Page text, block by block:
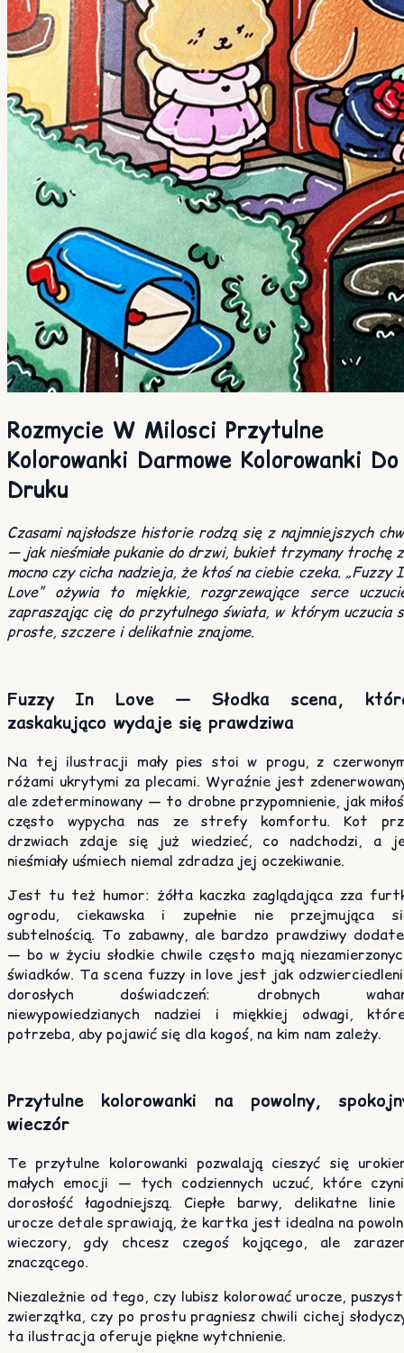
Rozmycie W Milosci Przytulne
Kolorowanki Darmowe Kolorowanki Do
Druku
Czasami najsłodsze historie rodzą się z najmniejszych
— jak nieśmiałe pukanie do drzwi, bukiet trzymany trochę
mocno czy cicha nadzieja, że ktoś na ciebie czeka. „Fuzzy
Love” ożywia to miękkie, rozgrzewające serce
zapraszając cię do przytulnego świata, w którym uczucia
proste, szczere i delikatnie znajome.
Fuzzy In Love — Słodka scena,
zaskakująco wydaje się prawdziwa
Na tej ilustracji mały pies stoi w progu, z
różami ukrytymi za plecami. Wyraźnie jest
ale zdeterminowany — to drobne przypomnienie, jak
często wypycha nas ze strefy komfortu. Kot
drzwiach zdaje się już wiedzieć, co nadchodzi, a
nieśmiały uśmiech niemal zdradza jej oczekiwanie.
Jest tu też humor: żółta kaczka zaglądająca zza
ogrodu, ciekawska i zupełnie nie przejmująca
subtelnością. To zabawny, ale bardzo prawdziwy
— bo w życiu słodkie chwile często mają
świadków. Ta scena fuzzy in love jest jak
dorosłych doświadczeń: drobnych
niewypowiedzianych nadziei i miękkiej odwagi,
potrzeba, aby pojawić się dla kogoś, na kim nam zależy.
Przytulne kolorowanki na powolny,
wieczór
Te przytulne kolorowanki pozwalają cieszyć się
małych emocji — tych codziennych uczuć, które
dorosłość łagodniejszą. Ciepłe barwy, delikatne
urocze detale sprawiają, że kartka jest idealna na
wieczory, gdy chcesz czegoś kojącego, ale
znaczącego.
Niezależnie od tego, czy lubisz kolorować urocze,
zwierzątka, czy po prostu pragniesz chwili cichej
ta ilustracja oferuje piękne wytchnienie.